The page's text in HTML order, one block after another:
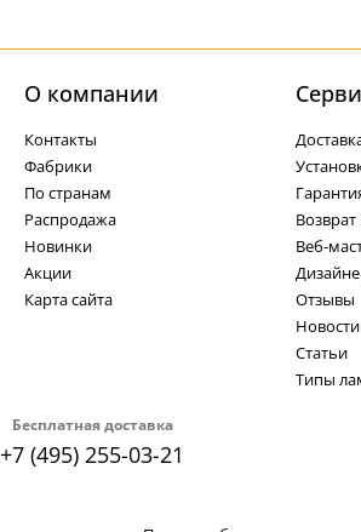
Бесплатная доставка
+7 (495) 255-03-21
О компании
Контакты
Фабрики
По странам
Распродажа
Новинки
Акции
Карта сайта
Веб-
Отзывы
Новости
Статьи
Типы